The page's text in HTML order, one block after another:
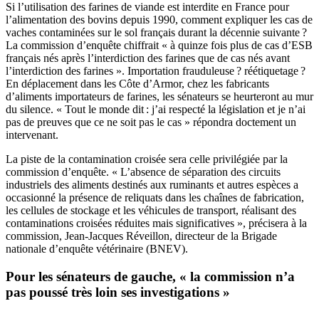
Si l’utilisation des farines de viande est interdite en France pour
l’alimentation des bovins depuis 1990, comment expliquer les cas de
vaches contaminées sur le sol français durant la décennie suivante ?
La commission d’enquête chiffrait « à quinze fois plus de cas d’ESB
français nés après l’interdiction des farines que de cas nés avant
l’interdiction des farines ». Importation frauduleuse ? réétiquetage ?
En déplacement dans les Côte d’Armor, chez les fabricants
d’aliments importateurs de farines, les sénateurs se heurteront au mur
du silence. « Tout le monde dit : j’ai respecté la législation et je n’ai
pas de preuves que ce ne soit pas le cas » répondra doctement un
intervenant.
La piste de la contamination croisée sera celle privilégiée par la
commission d’enquête. « L’absence de séparation des circuits
industriels des aliments destinés aux ruminants et autres espèces a
occasionné la présence de reliquats dans les chaînes de fabrication,
les cellules de stockage et les véhicules de transport, réalisant des
contaminations croisées réduites mais significatives », précisera à la
commission, Jean-Jacques Réveillon, directeur de la Brigade
nationale d’enquête vétérinaire (BNEV).
Pour les sénateurs de gauche, « la commission n’a
pas poussé très loin ses investigations »